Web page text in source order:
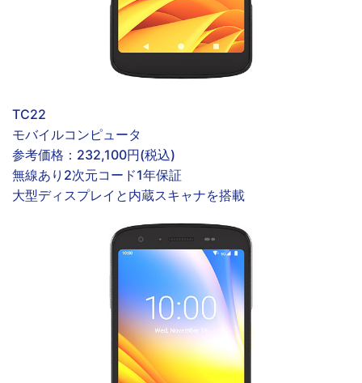
TC22
モバイルコンピュータ
参考価格： 232,100円(税込)
無線あり 2次元コード1年保証
大型ディスプレイと内蔵スキャナを搭載